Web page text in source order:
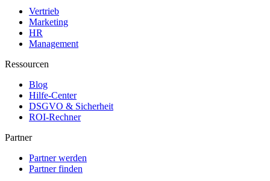
Vertrieb
Marketing
HR
Management
Ressourcen
Blog
Hilfe-Center
DSGVO & Sicherheit
ROI-Rechner
Partner
Partner werden
Partner finden